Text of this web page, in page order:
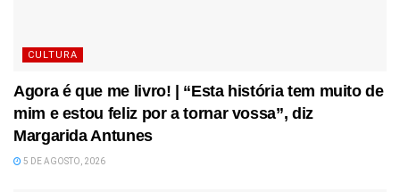
CULTURA
Agora é que me livro! | “Esta história tem muito de
mim e estou feliz por a tornar vossa”, diz
Margarida Antunes
5 DE AGOSTO, 2026